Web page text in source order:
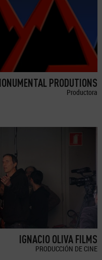
PRODUTIONS
Productora
IGNACIO OLIVA FILMS
PRODUCCIÓN DE CINE